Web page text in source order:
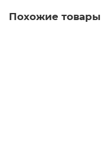
Похожие товары